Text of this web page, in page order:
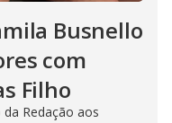
Busnello
com
Filho
Redação aos